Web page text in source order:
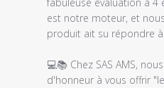
magasin
l'examen
fabuleuse évaluation à 4
est notre moteur, et
produit ait su répondre
💻📚 Chez SAS AMS,
d'honneur à vous offrir